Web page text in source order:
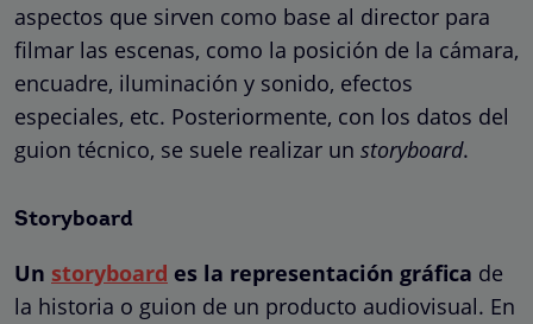
aspectos que sirven como base al director para
filmar las escenas, como la posición de la cámara,
encuadre, iluminación y sonido, efectos
especiales, etc. Posteriormente, con los datos del
guion técnico, se suele realizar un storyboard.
Storyboard
Un storyboard es la representación gráfica de
la historia o guion de un producto audiovisual. En